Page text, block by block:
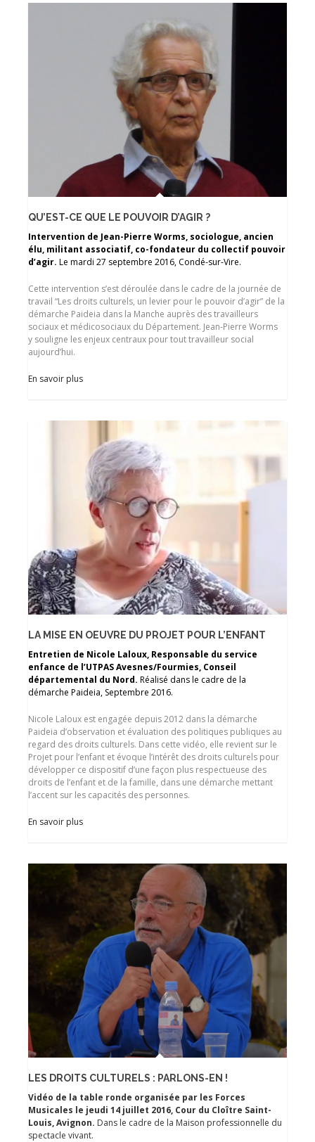
QU’EST-CE QUE LE POUVOIR D’AGIR ?
Intervention de Jean-Pierre Worms, sociologue, ancien
élu, militant associatif, co-fondateur du collectif pouvoir
d’agir. Le mardi 27 septembre 2016, Condé-sur-Vire.
Cette intervention s’est déroulée dans le cadre de la journée de
travail “Les droits culturels, un levier pour le pouvoir d’agir” de la
démarche Paideia dans la Manche auprès des travailleurs
sociaux et médicosociaux du Département. Jean-Pierre Worms
y souligne les enjeux centraux pour tout travailleur social
aujourd’hui.
En savoir plus
LA MISE EN OEUVRE DU PROJET POUR L’ENFANT
Entretien de Nicole Laloux, Responsable du service
enfance de l’UTPAS Avesnes/Fourmies, Conseil
départemental du Nord. Réalisé dans le cadre de la
démarche Paideia, Septembre 2016.
Nicole Laloux est engagée depuis 2012 dans la démarche
Paideia d’observation et évaluation des politiques publiques au
regard des droits culturels. Dans cette vidéo, elle revient sur le
Projet pour l’enfant et évoque l’intérêt des droits culturels pour
développer ce dispositif d’une façon plus respectueuse des
droits de l’enfant et de la famille, dans une démarche mettant
l’accent sur les capacités des personnes.
En savoir plus
LES DROITS CULTURELS : PARLONS-EN !
Vidéo de la table ronde organisée par les Forces
Musicales le jeudi 14 juillet 2016, Cour du Cloître Saint-
Louis, Avignon. Dans le cadre de la Maison professionnelle du
spectacle vivant.